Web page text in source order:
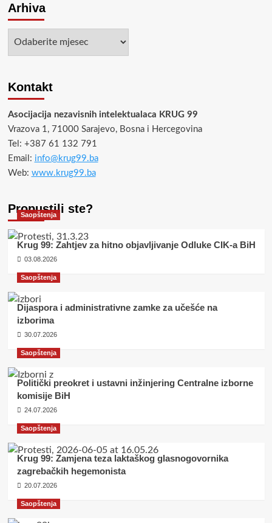
Arhiva
Kontakt
Asocijacija nezavisnih intelektualaca KRUG 99
Vrazova 1, 71000 Sarajevo, Bosna i Hercegovina
Tel: +387 61 132 791
Email: info@krug99.ba
Web: www.krug99.ba
Propustili ste?
Saopštenja
Krug 99: Zahtjev za hitno objavljivanje Odluke CIK-a BiH
03.08.2026
Saopštenja
Dijaspora i administrativne zamke za učešće na
izborima
30.07.2026
Saopštenja
Politički preokret i ustavni inžinjering Centralne izborne
komisije BiH
24.07.2026
Saopštenja
Krug 99: Zamjena teza laktaškog glasnogovornika
zagrebačkih hegemonista
20.07.2026
Saopštenja